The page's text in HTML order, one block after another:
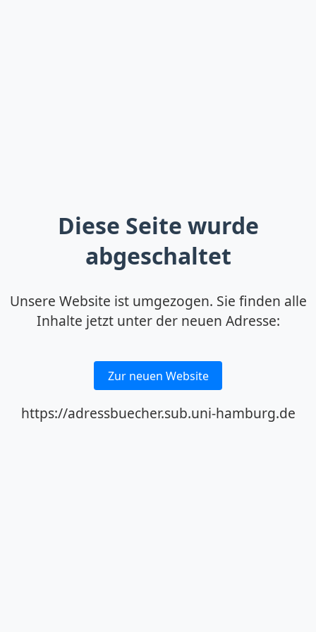
Diese Seite wurde
abgeschaltet
Unsere Website ist umgezogen. Sie finden alle
Inhalte jetzt unter der neuen Adresse:
Zur neuen Website
https://adressbuecher.sub.uni-hamburg.de